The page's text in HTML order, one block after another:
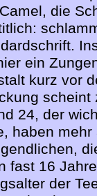
die
ein
kurz vor
24, der
haben
fast 16
der